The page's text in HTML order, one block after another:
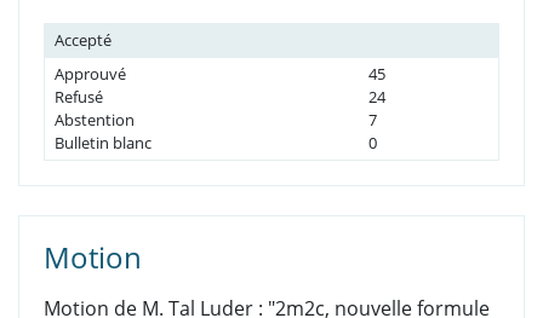
Accepté
Approuvé
45
Refusé
24
Abstention
7
Bulletin blanc
0
Motion
Motion de M. Tal Luder : "2m2c, nouvelle formule